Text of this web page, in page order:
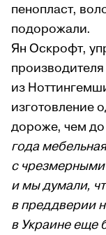
пенопласт,
подорожали.
Ян Оскрофт,
из
изготовление
дороже, чем до
года
с чрезмерными
и мы думали,
в преддверии
в Украине еще